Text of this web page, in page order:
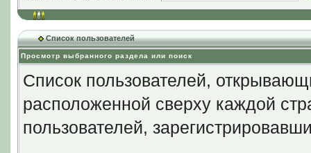
Список пользователей
Просмотр выбранного раздела или поиск
Список пользователей,
расположенной сверху каждой
пользователей,